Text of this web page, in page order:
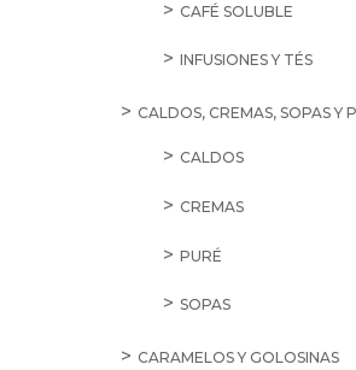
CAFÉ SOLUBLE
INFUSIONES Y TÉS
CALDOS, CREMAS, SOPAS Y
CALDOS
CREMAS
PURÉ
SOPAS
CARAMELOS Y GOLOSINAS